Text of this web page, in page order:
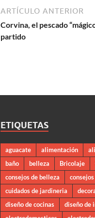
ARTÍCULO ANTERIOR
Corvina, el pescado
partido
ETIQUETAS
aguacate alimentación
baño
belleza Bricolaje
consejos de belleza
cuidados de jardineria
diseño de cocinas
diseño de